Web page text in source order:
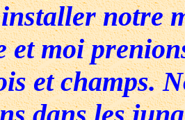
notre
et moi
et champs.